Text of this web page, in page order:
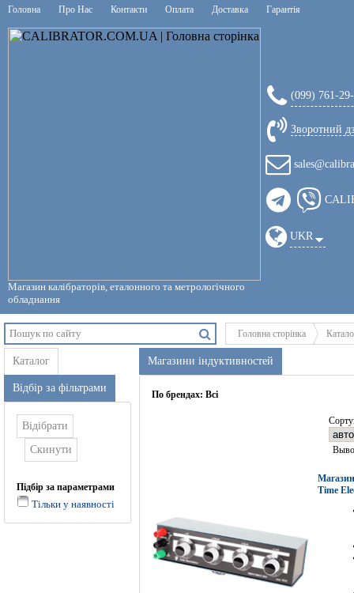
Головна Про Нас Контакти Оплата Доставка Гарантія
Магазин калібраторів, еталонного та метрологічного
обладнання
(099) 761-
Зворотний
UKR
Головна сторінка
Каталог
Відбір за фільтрами
Підбір за параметрами
Тільки у наявності
Магазини індуктивностей
По брендах: Всі
Time